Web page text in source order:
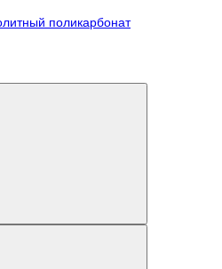
поликарбонат